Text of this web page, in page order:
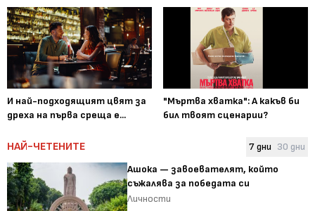
И най-подходящият цвят за
дреха на първа среща е...
"Мъртва хватка": А какъв би
бил твоят сценарии?
НАЙ-ЧЕТЕНИТЕ 7 дни 30 дни
Ашока — завоевателят, който
съжалява за победата си
Личности